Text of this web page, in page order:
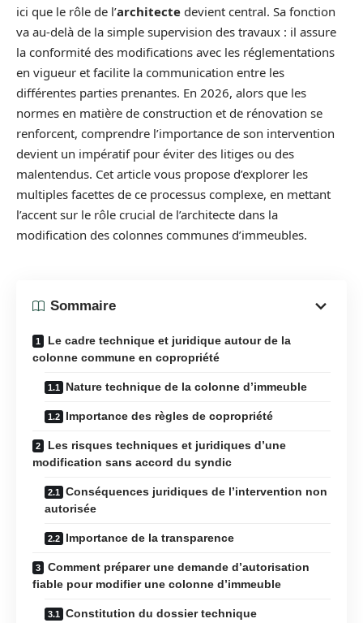
ici que le rôle de l’architecte devient central. Sa fonction
va au-delà de la simple supervision des travaux : il assure
la conformité des modifications avec les réglementations
en vigueur et facilite la communication entre les
différentes parties prenantes. En 2026, alors que les
normes en matière de construction et de rénovation se
renforcent, comprendre l’importance de son intervention
devient un impératif pour éviter des litiges ou des
malentendus. Cet article vous propose d’explorer les
multiples facettes de ce processus complexe, en mettant
l’accent sur le rôle crucial de l’architecte dans la
modification des colonnes communes d’immeubles.
Sommaire
Le cadre technique et juridique autour de la
colonne commune en copropriété
Nature technique de la colonne d’immeuble
Importance des règles de copropriété
Les risques techniques et juridiques d’une
modification sans accord du syndic
Conséquences juridiques de l’intervention non
autorisée
Importance de la transparence
Comment préparer une demande d’autorisation
fiable pour modifier une colonne d’immeuble
Constitution du dossier technique